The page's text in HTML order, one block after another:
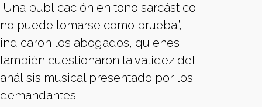
“Una publicación en tono sarcástico
no puede tomarse como prueba”,
indicaron los abogados, quienes
también cuestionaron la validez del
análisis musical presentado por los
demandantes.